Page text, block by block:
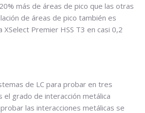
más de áreas de pico que las otras
de áreas de pico también es
XSelect Premier HSS T3 en casi 0,2
de LC para probar en tres
el grado de interacción metálica
las interacciones metálicas se